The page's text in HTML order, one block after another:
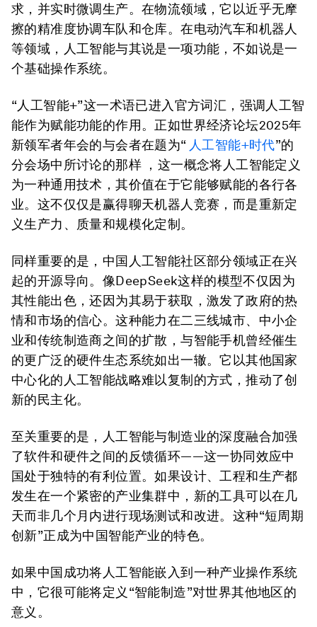
求，并实时微调生产。在物流领域，它以近乎无摩
擦的精准度协调车队和仓库。在电动汽车和机器人
等领域，人工智能与其说是一项功能，不如说是一
个基础操作系统。
“人工智能+”这一术语已进入官方词汇，强调人工智
能作为赋能功能的作用。正如世界经济论坛2025年
新领军者年会的与会者在题为“ 人工智能+时代”的
分会场中所讨论的那样 ，这一概念将人工智能定义
为一种通用技术，其价值在于它能够赋能的各行各
业。这不仅仅是赢得聊天机器人竞赛，而是重新定
义生产力、质量和规模化定制。
同样重要的是，中国人工智能社区部分领域正在兴
起的开源导向。像DeepSeek这样的模型不仅因为
其性能出色，还因为其易于获取，激发了政府的热
情和市场的信心。这种能力在二三线城市、中小企
业和传统制造商之间的扩散，与智能手机曾经催生
的更广泛的硬件生态系统如出一辙。它以其他国家
中心化的人工智能战略难以复制的方式，推动了创
新的民主化。
至关重要的是，人工智能与制造业的深度融合加强
了软件和硬件之间的反馈循环——这一协同效应中
国处于独特的有利位置。如果设计、工程和生产都
发生在一个紧密的产业集群中，新的工具可以在几
天而非几个月内进行现场测试和改进。这种“短周期
创新”正成为中国智能产业的特色。
如果中国成功将人工智能嵌入到一种产业操作系统
中，它很可能将定义“智能制造”对世界其他地区的
意义。